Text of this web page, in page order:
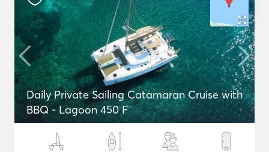
Daily Private Sailing Catamaran Cruise with
BBQ - Lagoon 450 F